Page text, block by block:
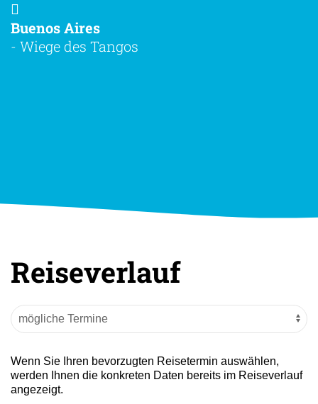
Buenos Aires
- Wiege des Tangos
Reiseverlauf
Wenn Sie Ihren bevorzugten Reisetermin auswählen,
werden Ihnen die konkreten Daten bereits im Reiseverlauf
angezeigt.